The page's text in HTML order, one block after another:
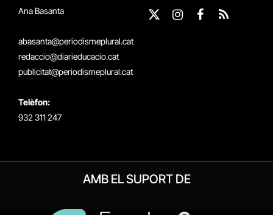
Ana Basanta
abasanta@periodismeplural.cat
redaccio@diarieducacio.cat
publicitat@periodismeplural.cat
Telèfon:
932 311 247
X
InstagramFacebook
RSS
AMB EL SUPORT DE